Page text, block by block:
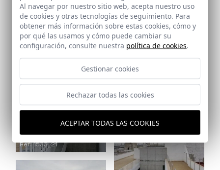
Ref: 1533_18
Ref: 1533_19
Ref: 1533_21
Al navegar por nuestro sitio web, acepta nuestro uso
de cookies y otras tecnologías de seguimiento. Para
obtener más información sobre estas cookies, cómo y
por qué las usamos y cómo puede cambiar su
configuración, consulte nuestra política de cookies.
Gestionar cookies
Rechazar todas las cookies
ACEPTAR TODAS LAS COOKIES